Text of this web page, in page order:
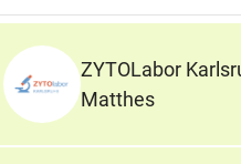
ZYTOLabor
Matthes